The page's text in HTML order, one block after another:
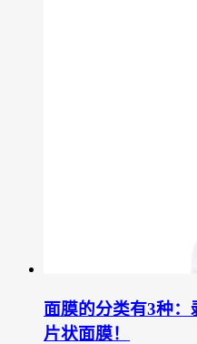
面膜的分类有3种：
片状面膜！